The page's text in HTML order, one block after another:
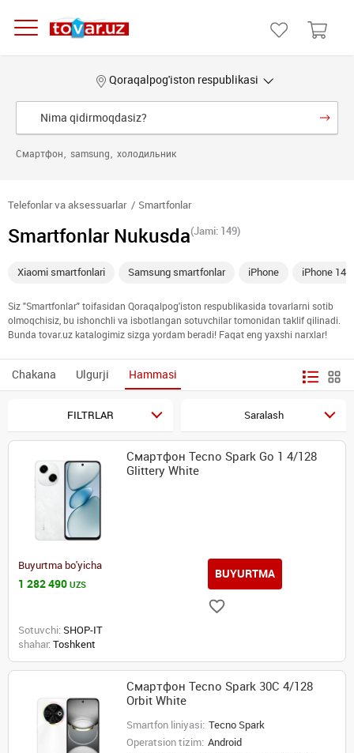
Qoraqalpog'iston respublikasi
Смартфон samsung холодильник
Telefonlar va aksessuarlar Smartfonlar
Smartfonlar Nukusda(Jami: 149)
Xiaomi smartfonlari Samsung smartfonlar iPhone iPhone 14
Siz "Smartfonlar" toifasidan Qoraqalpog'iston respublikasida tovarlarni sotib
olmoqchisiz, bu ishonchli va isbotlangan sotuvchilar tomonidan taklif qilinadi.
Bunda tovar.uz katalogimiz sizga yordam beradi! Faqat eng yaxshi narxlar!
Chakana Ulgurji Hammasi
FILTRLAR Saralash
Смартфон Tecno Spark Go 1 4/128
Glittery White
Buyurtma bo'yicha
1 282 490 UZS
BUYURTMA
Sotuvchi: SHOP-IT
shahar: Toshkent
Смартфон Tecno Spark 30C 4/128
Orbit White
Smartfon liniyasi: Tecno Spark
Operatsion tizim: Android